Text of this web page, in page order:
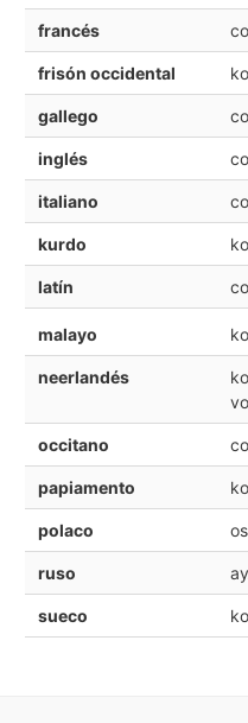
francés
frisón occidental
gallego
inglés
italiano
kurdo
latín
malayo
neerlandés
occitano
papiamento
polaco
ruso
sueco